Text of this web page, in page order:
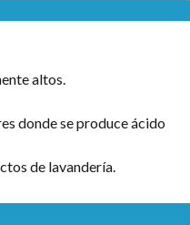
altos.
donde se produce ácido
de lavandería.